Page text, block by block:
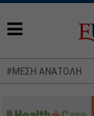
#ΜΕΣΗ ΑΝΑΤΟΛΗ